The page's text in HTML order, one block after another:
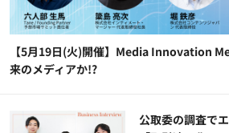
【5月19日(火)開催】Media Innovation
来のメディアか!?
公​​取委の調査で